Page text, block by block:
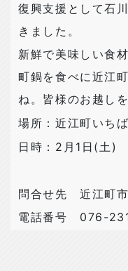
復興支援として石
きました。
新鮮で美味しい食
町鍋を食べに近江
ね。皆様のお越し
場所：近江町いち
日時： 2 月 1 日 ( 土 )
問合せ先 近江町
電話番号 076-